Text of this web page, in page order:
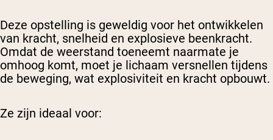
Deze opstelling is geweldig voor het ontwikkelen
van kracht, snelheid en explosieve beenkracht.
Omdat de weerstand toeneemt naarmate je
omhoog komt, moet je lichaam versnellen tijdens
de beweging, wat explosiviteit en kracht opbouwt.
Ze zijn ideaal voor: